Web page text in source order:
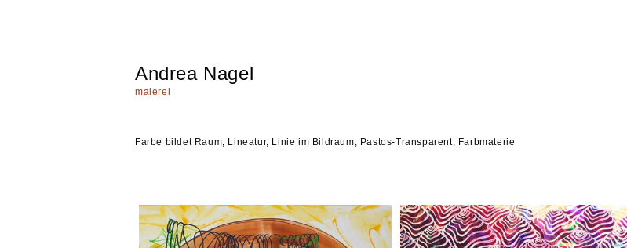
Andrea Nagel
malerei
Farbe bildet Raum, Lineatur, Linie im Bildraum, Pastos-Transparent, Farbmaterie